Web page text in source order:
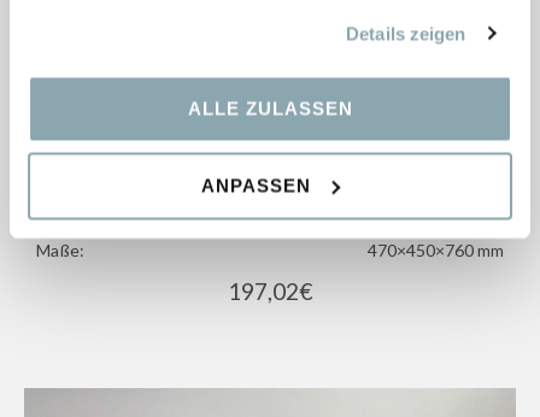
Details zeigen
ALLE ZULASSEN
ANPASSEN
Heart Stuhl
Bestand:
1 pcs.
Maße:
470×450×760 mm
197,02€